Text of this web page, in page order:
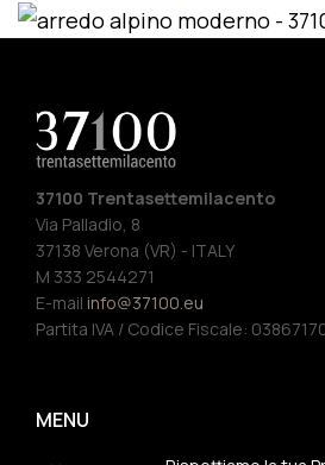
37100 Trentasettemilacento
Via Palladio, 8
37138 Verona (VR) - ITALY
M 333 2544271
E-mail info@37100.eu
Partita IVA / Codice Fiscale:
MENU